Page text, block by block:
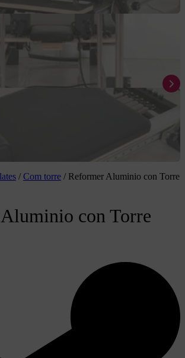
/ Com torre / Reformer Aluminio con Torre
con Torre